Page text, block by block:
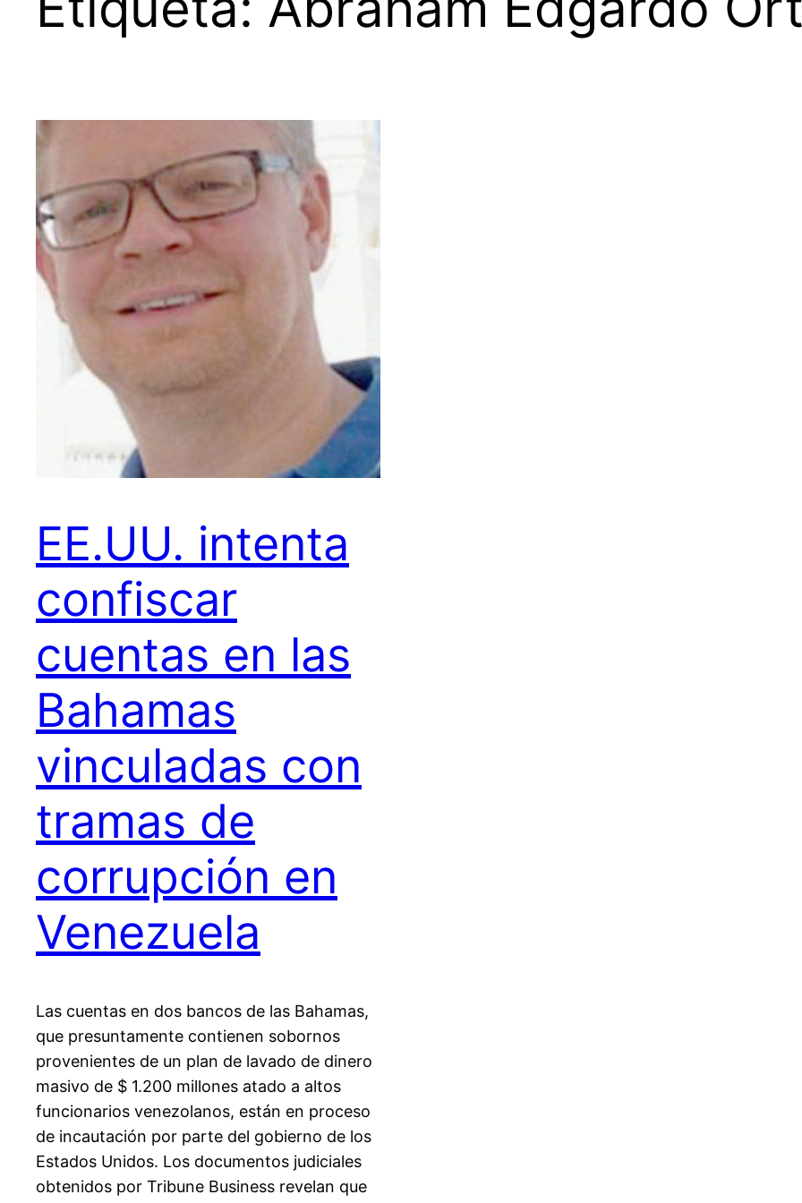
EE.UU. intenta
confiscar
cuentas en las
Bahamas
vinculadas con
tramas de
corrupción en
Venezuela
Las cuentas en dos bancos de las Bahamas,
que presuntamente contienen sobornos
provenientes de un plan de lavado de dinero
masivo de $ 1.200 millones atado a altos
funcionarios venezolanos, están en proceso
de incautación por parte del gobierno de los
Estados Unidos. Los documentos judiciales
obtenidos por Tribune Business revelan que